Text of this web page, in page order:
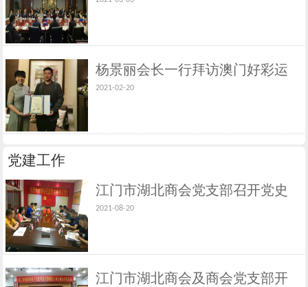
家和工商联商会会长座谈会
杨景丽会长一行拜访澳门好彩运
集团有限公司董事长、澳门新忠
2021-02-20
党建工作
江门市湖北商会党支部召开党史
学习教育专题组织生活会
2021-08-20
江门市湖北商会及商会党支部开